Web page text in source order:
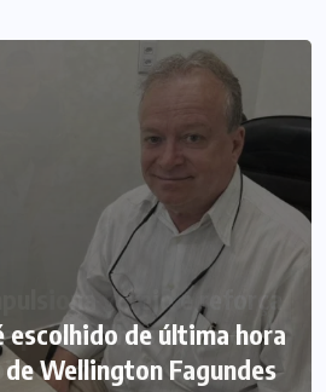
escolhido de última hora
Wellington Fagundes